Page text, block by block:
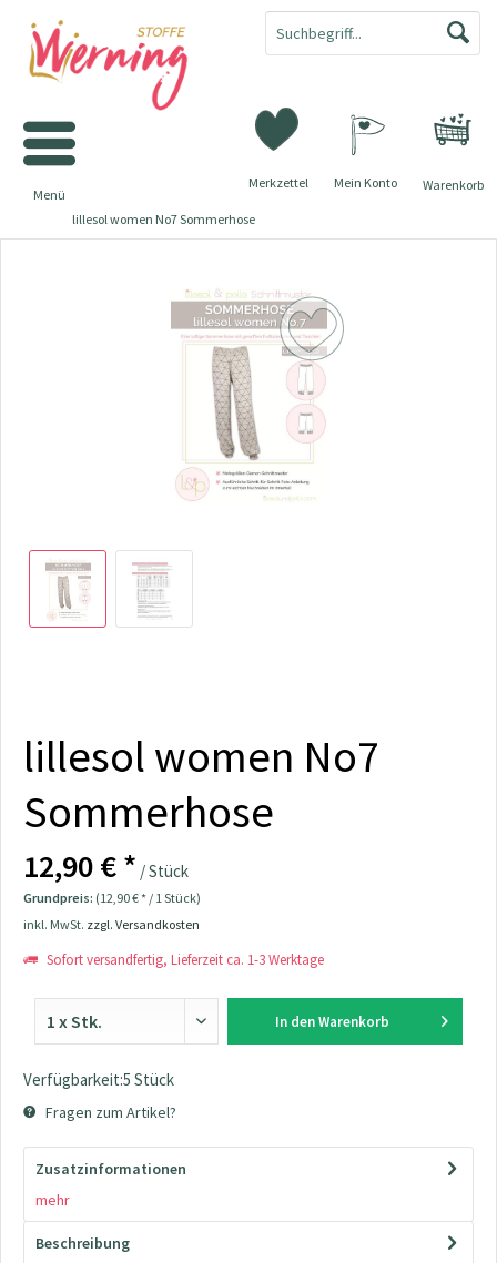
Warenkorb
Merkzettel Mein Konto
Menü
lillesol women No7 Sommerhose
lillesol women No7
Sommerhose
12,90 € * / Stück
Grundpreis: (12,90 € * / 1 Stück)
inkl. MwSt. zzgl. Versandkosten
Sofort versandfertig, Lieferzeit ca. 1-3 Werktage
In den Warenkorb
Verfügbarkeit:5 Stück
Fragen zum Artikel?
Zusatzinformationen
mehr
Beschreibung